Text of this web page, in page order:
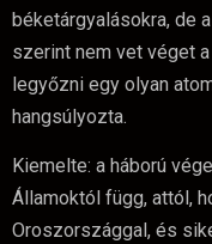
béketárgyalásokra, de
szerint nem vet véget a
legyőzni egy olyan
hangsúlyozta.
Kiemelte: a háború
Államoktól függ, attól,
Oroszországgal, és